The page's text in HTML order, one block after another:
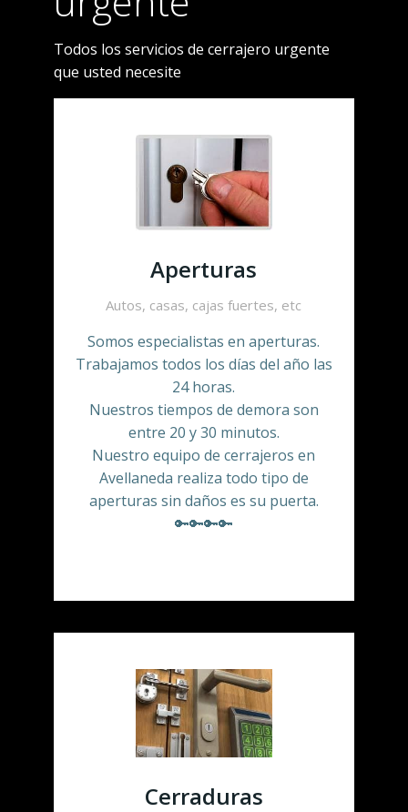
Todos los servicios de cerrajero urgente
que usted necesite
Aperturas
Autos, casas, cajas fuertes, etc
Somos especialistas en aperturas.
Trabajamos todos los días del año las
24 horas.
Nuestros tiempos de demora son
entre 20 y 30 minutos.
Nuestro equipo de cerrajeros en
Avellaneda realiza todo tipo de
aperturas sin daños es su puerta.
🔑🔑🔑🔑
Cerraduras